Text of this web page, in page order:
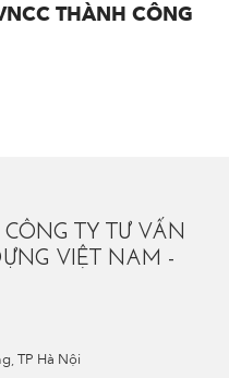
THÀNH CÔNG
CÔNG TY TƯ VẤN
VIỆT NAM -
TP Hà Nội